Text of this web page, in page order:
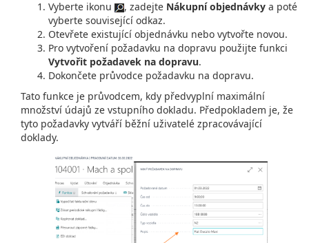
Vyberte ikonu
, zadejte Nákupní objednávky a poté
vyberte související odkaz.
Otevřete existující objednávku nebo vytvořte novou.
Pro vytvoření požadavku na dopravu použijte funkci
Vytvořit požadavek na dopravu.
Dokončete průvodce požadavku na dopravu.
Tato funkce je průvodcem, kdy předvyplní maximální
množství údajů ze vstupního dokladu. Předpokladem je, že
tyto požadavky vytváří běžní uživatelé zpracovávající
doklady.